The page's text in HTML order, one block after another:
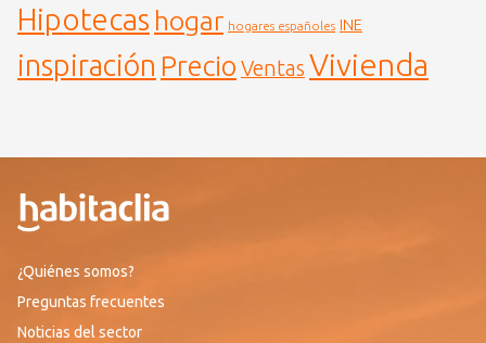
Hipotecas hogar hogares españoles INE
inspiración Precio Ventas Vivienda
¿Quiénes somos?
Preguntas frecuentes
Noticias del sector